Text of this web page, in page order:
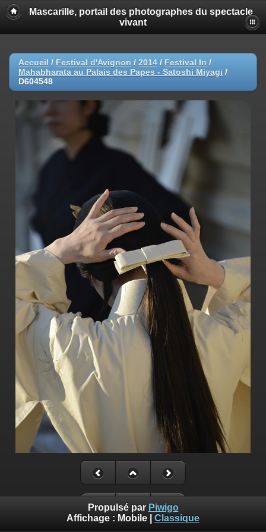
Mascarille, portail des photographes du spectacle
vivant
Accueil / Festival d'Avignon / 2014 / Festival In /
Mahabharata au Palais des Papes - Satoshi Miyagi /
D604548
Propulsé par Piwigo
Affichage : Mobile Classique